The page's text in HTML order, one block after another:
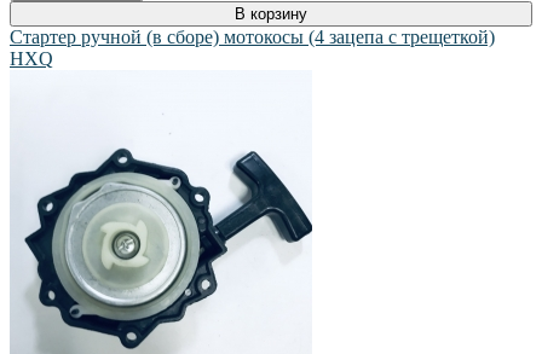
В корзину
Стартер ручной (в сборе) мотокосы (4 зацепа с трещеткой)
HXQ